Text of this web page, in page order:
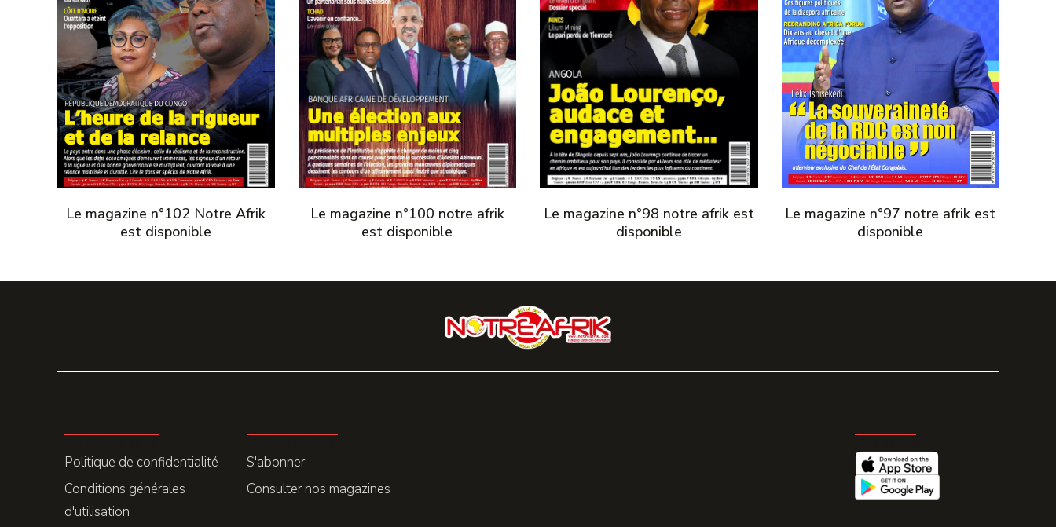
Le magazine n°102 Notre Afrik
est disponible
Le magazine n°100 notre afrik
est disponible
Le magazine n°98 notre afrik est
disponible
Le magazine n°97 notre afrik est
disponible
Politique de confidentialité
Conditions générales
d'utilisation
S'abonner
Consulter nos magazines